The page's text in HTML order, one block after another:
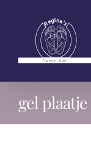
gel plaatje